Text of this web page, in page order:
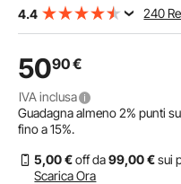
4.4 240
5090€
IVA inclusa
Guadagna almeno2% punti
fino a15%.
5,00 €off da99,00 €sui
Scarica Ora